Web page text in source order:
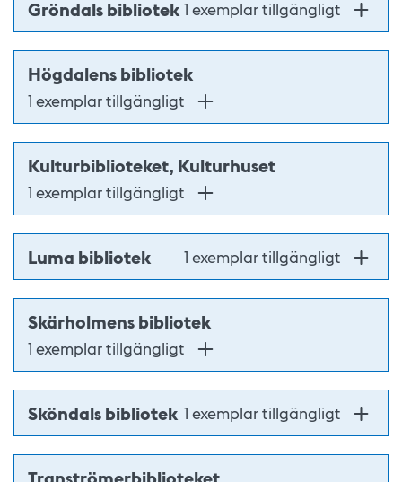
Gröndals bibliotek 1 exemplar tillgängligt
Högdalens bibliotek
1 exemplar tillgängligt
Kulturbiblioteket, Kulturhuset
1 exemplar tillgängligt
Luma bibliotek 1 exemplar tillgängligt
Skärholmens bibliotek
1 exemplar tillgängligt
Sköndals bibliotek 1 exemplar tillgängligt